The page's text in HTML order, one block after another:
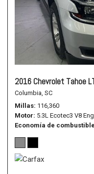
2016 Chevrolet Tahoe
Columbia, SC
Millas 116,360
Motor 5.3L Ecotec3 V8
Economía de combustible